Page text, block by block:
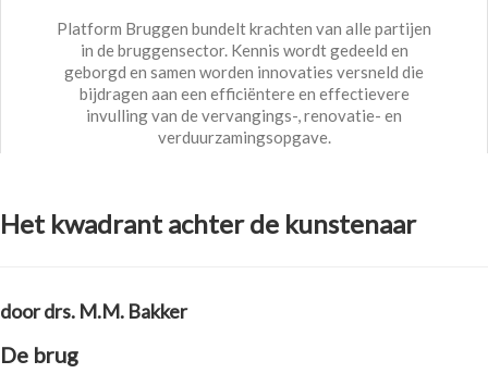
Platform Bruggen bundelt krachten van alle partijen
in de bruggensector. Kennis wordt gedeeld en
geborgd en samen worden innovaties versneld die
bijdragen aan een efficiëntere en effectievere
invulling van de vervangings-, renovatie- en
verduurzamingsopgave.
Het kwadrant achter de kunstenaar
door drs. M.M. Bakker
De brug